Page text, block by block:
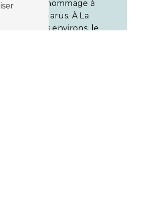
dernier hommage à
disparus. À La
Buch et ses environs, le